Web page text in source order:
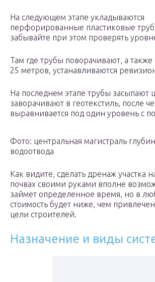
На следующем этапе укладываются
перфорированные пластиковые
забывайте при этом проверять
Там где трубы поворачивают, а
25 метров, устанавливаются
На последнем этапе трубы засыпают
заворачивают в геотекстиль, после
выравнивается под один уровень с
Фото: центральная магистраль
водоотвода
Как видите, сделать дренаж участка
почвах своими руками вполне
займет определенное время, но в
стоимость будет ниже, чем
цели строителей.
Назначение и виды